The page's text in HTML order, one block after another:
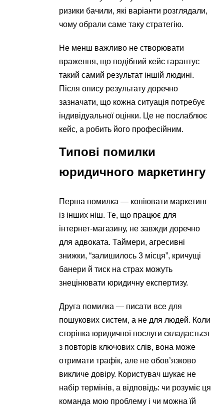
ризики бачили, які варіанти розглядали,
чому обрали саме таку стратегію.
Не менш важливо не створювати
враження, що подібний кейс гарантує
такий самий результат іншій людині.
Після опису результату доречно
зазначати, що кожна ситуація потребує
індивідуальної оцінки. Це не послаблює
кейс, а робить його професійним.
Типові помилки
юридичного маркетингу
Перша помилка — копіювати маркетинг
із інших ніш. Те, що працює для
інтернет-магазину, не завжди доречно
для адвоката. Таймери, агресивні
знижки, “залишилось 3 місця”, кричущі
банери й тиск на страх можуть
знецінювати юридичну експертизу.
Друга помилка — писати все для
пошукових систем, а не для людей. Коли
сторінка юридичної послуги складається
з повторів ключових слів, вона може
отримати трафік, але не обов’язково
викличе довіру. Користувач шукає не
набір термінів, а відповідь: чи розуміє ця
команда мою проблему і чи можна їй